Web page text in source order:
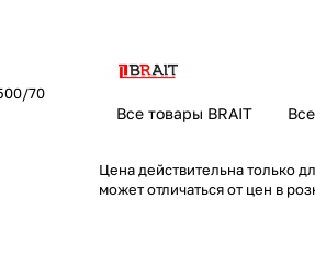
70
Все товары BRAIT
Цена действительна только
может отличаться от цен в